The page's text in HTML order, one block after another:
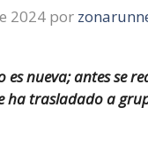
2024 por
es nueva; antes se
ha trasladado a